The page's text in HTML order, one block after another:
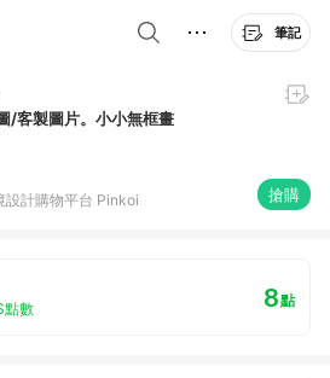
筆記
/客製圖片。小小無框畫
設計購物平台 Pinkoi 搶購
點數 8點